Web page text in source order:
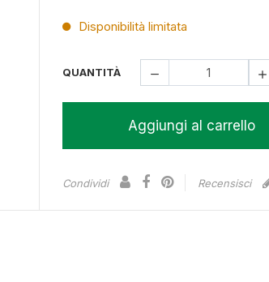
Disponibilità limitata
QUANTITÀ
Aggiungi al carrello
Condividi Recensisci